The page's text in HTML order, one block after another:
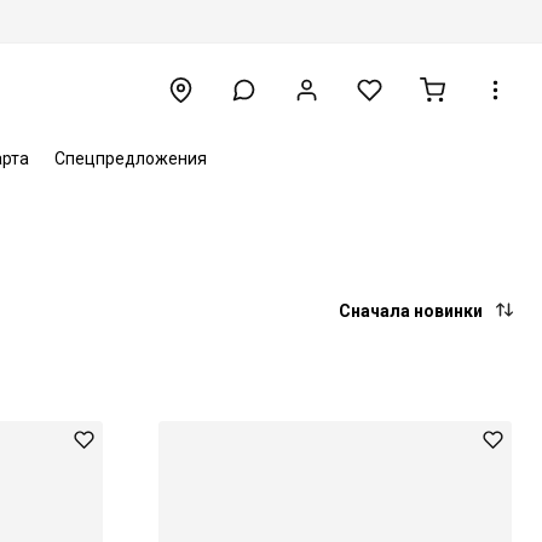
Спецпредложения
Сначала новинки